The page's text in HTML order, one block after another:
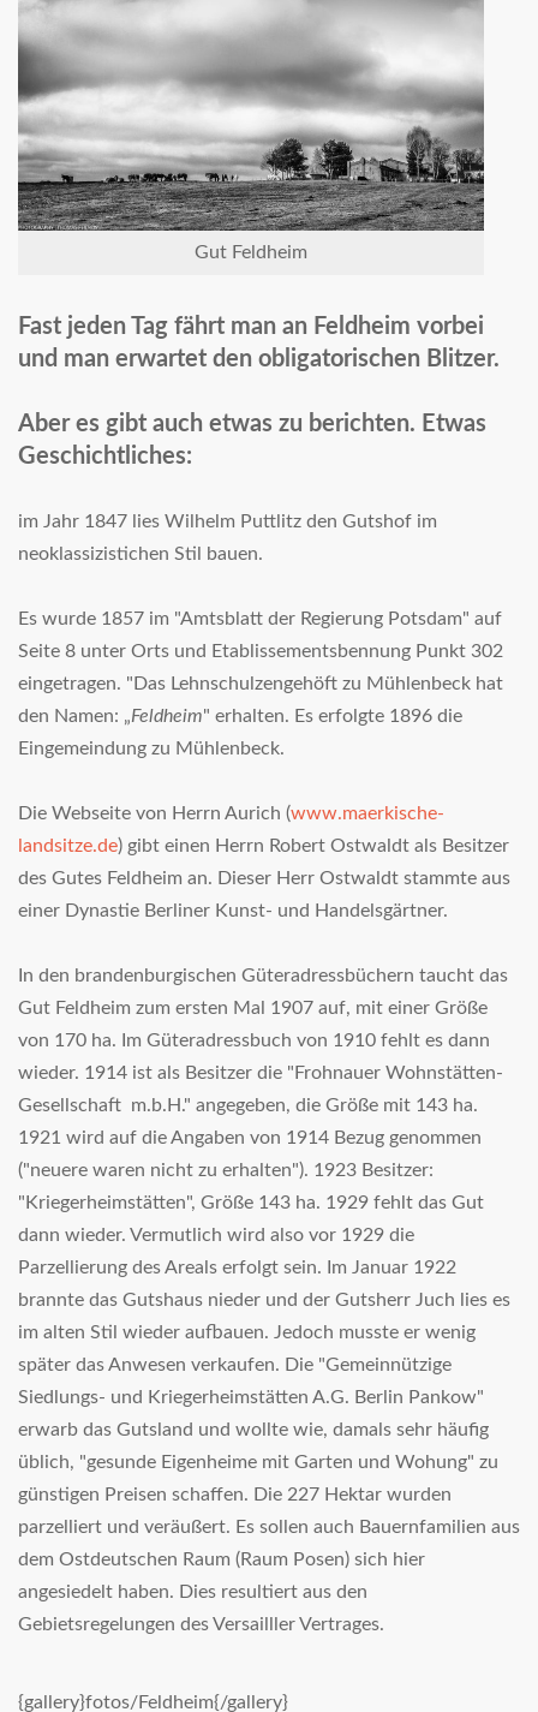
Gut Feldheim
Fast jeden Tag fährt man an Feldheim vorbei
und man erwartet den obligatorischen Blitzer.
Aber es gibt auch etwas zu berichten. Etwas
Geschichtliches:
im Jahr 1847 lies Wilhelm Puttlitz den Gutshof im
neoklassizistichen Stil bauen.
Es wurde 1857 im "Amtsblatt der Regierung Potsdam" auf
Seite 8 unter Orts und Etablissementsbennung Punkt 302
eingetragen. " Das Lehnschulzengehöft zu Mühlenbeck hat
den Namen: „Feldheim" erhalten. Es erfolgte 1896 die
Eingemeindung zu Mühlenbeck.
Die Webseite von Herrn Aurich (www.maerkische-
landsitze.de) gibt einen Herrn Robert Ostwaldt als Besitzer
des Gutes Feldheim an. Dieser Herr Ostwaldt stammte aus
einer Dynastie Berliner Kunst- und Handelsgärtner.
In den brandenburgischen Güteradressbüchern taucht das
Gut Feldheim zum ersten Mal 1907 auf, mit einer Größe
von 170 ha. Im Güteradressbuch von 1910 fehlt es dann
wieder. 1914 ist als Besitzer die "Frohnauer Wohnstätten-
Gesellschaft m.b.H." angegeben, die Größe mit 143 ha.
1921 wird auf die Angaben von 1914 Bezug genommen
("neuere waren nicht zu erhalten"). 1923 Besitzer:
"Kriegerheimstätten", Größe 143 ha. 1929 fehlt das Gut
dann wieder. Vermutlich wird also vor 1929 die
Parzellierung des Areals erfolgt sein. Im Januar 1922
brannte das Gutshaus nieder und der Gutsherr Juch lies es
im alten Stil wieder aufbauen. Jedoch musste er wenig
später das Anwesen verkaufen. Die "Gemeinnützige
Siedlungs- und Kriegerheimstätten A.G. Berlin Pankow"
erwarb das Gutsland und wollte wie, damals sehr häufig
üblich, "gesunde Eigenheime mit Garten und Wohung" zu
günstigen Preisen schaffen. Die 227 Hektar wurden
parzelliert und veräußert. Es sollen auch Bauernfamilien aus
dem Ostdeutschen Raum (Raum Posen) sich hier
angesiedelt haben. Dies resultiert aus den
Gebietsregelungen des Versailller Vertrages.
{gallery}fotos/Feldheim{/gallery}